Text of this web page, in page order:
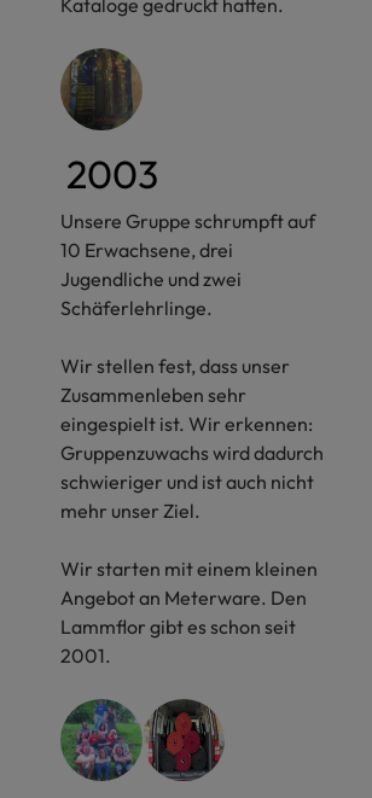
2003
Unsere Gruppe schrumpft auf
10 Erwachsene, drei
Jugendliche und zwei
Schäferlehrlinge.
Wir stellen fest, dass unser
Zusammenleben sehr
eingespielt ist. Wir erkennen:
Gruppenzuwachs wird dadurch
schwieriger und ist auch nicht
mehr unser Ziel.
Wir starten mit einem kleinen
Angebot an Meterware. Den
Lammflor gibt es schon seit
2001.